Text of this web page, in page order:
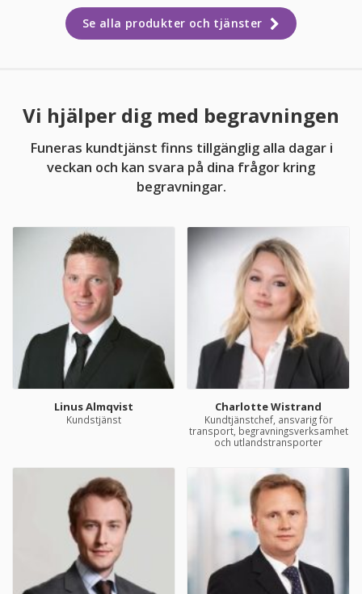
Se alla produkter och tjänster
Vi hjälper dig med begravningen
Funeras kundtjänst finns tillgänglig alla dagar i
veckan och kan svara på dina frågor kring
begravningar.
Linus Almqvist
Kundstjänst
Charlotte Wistrand
Kundtjänstchef, ansvarig för
transport, begravningsverksamhet
och utlandstransporter